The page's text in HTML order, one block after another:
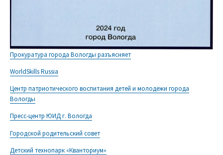
Прокуратура города Вологды разъясняет
WorldSkills Russia
Центр патриотического воспитания детей и молодежи города
Вологды
Пресс-центр ЮИД г. Вологда
Городской родительский совет
Детский технопарк «Кванториум»